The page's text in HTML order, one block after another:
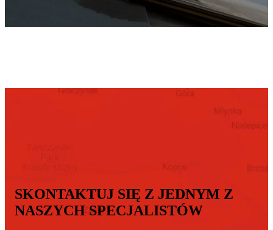
SKONTAKTUJ SIĘ Z JEDNYM Z
NASZYCH SPECJALISTÓW